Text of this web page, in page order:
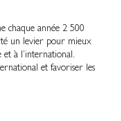
chaque année 2 500
un levier pour mieux
et à l’international.
et favoriser les